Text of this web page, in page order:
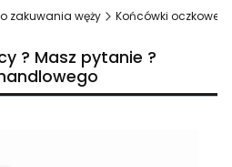
zakuwania węży Końcówki oczkowe
? Masz pytanie ?